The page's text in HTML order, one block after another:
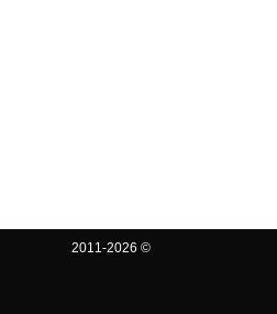
2011-2026 ©